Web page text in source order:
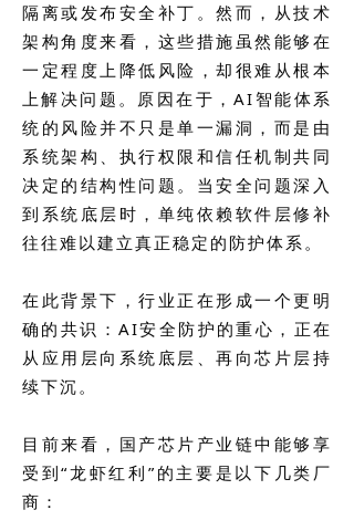
隔离或发布安全补丁。然而，从技术
架构角度来看，这些措施虽然能够在
一定程度上降低风险，却很难从根本
上解决问题。原因在于，AI智能体系
统的风险并不只是单一漏洞，而是由
系统架构、执行权限和信任机制共同
决定的结构性问题。当安全问题深入
到系统底层时，单纯依赖软件层修补
往往难以建立真正稳定的防护体系。
在此背景下，行业正在形成一个更明
确的共识：AI安全防护的重心，正在
从应用层向系统底层、再向芯片层持
续下沉。
目前来看，国产芯片产业链中能够享
受到“龙虾红利”的主要是以下几类厂
商：